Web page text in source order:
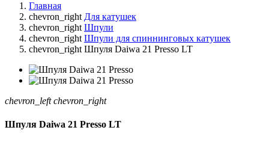
Главная
chevron_right Для катушек
chevron_right Шпули
chevron_right Шпули для спиннинговых катушек
chevron_right Шпуля Daiwa 21 Presso LT
chevron_left chevron_right
Шпуля Daiwa 21 Presso LT